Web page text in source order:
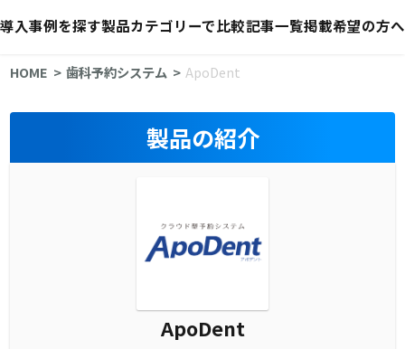
導入事例を探す製品カテゴリーで比較記事一覧掲載希望の方へ
HOME 歯科予約システム ApoDent
製品の紹介
ApoDent